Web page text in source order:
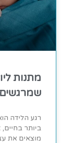
מתנות
רגע הלידה
ביותר בחיים,
מוצאים את